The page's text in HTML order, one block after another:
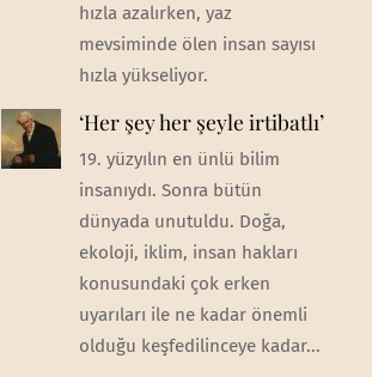
hızla azalırken, yaz
mevsiminde ölen insan sayısı
hızla yükseliyor.
‘Her şey her şeyle irtibatlı’
19. yüzyılın en ünlü bilim
insanıydı. Sonra bütün
dünyada unutuldu. Doğa,
ekoloji, iklim, insan hakları
konusundaki çok erken
uyarıları ile ne kadar önemli
olduğu keşfedilinceye kadar...